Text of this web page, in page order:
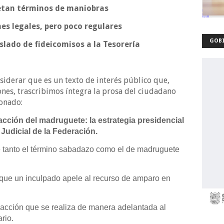
términos de maniobras
legales, pero poco regulares
de fideicomisos a la Tesorería
que es un texto de interés público que,
trascribimos íntegra la prosa del ciudadano
del madruguete: la estrategia presidencial
de la Federación.
el término sabadazo como el de madruguete
un inculpado apele al recurso de amparo en
que se realiza de manera adelantada al